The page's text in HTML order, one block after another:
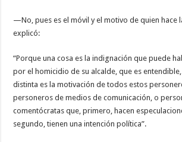
—No, pues es el móvil y el motivo de quien hace
explicó:
“Porque una cosa es la indignación que puede
por el homicidio de su alcalde, que es
distinta es la motivación de todos estos
personeros de medios de comunicación, o
comentócratas que, primero, hacen
segundo, tienen una intención política”.